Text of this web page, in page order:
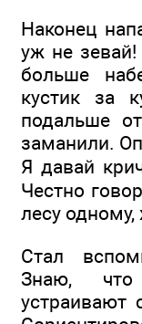
Наконец
уж не зевай!
больше
кустик за
подальше
заманили.
Я давай
Честно
лесу одному,
Стал
Знаю, что
устраивают